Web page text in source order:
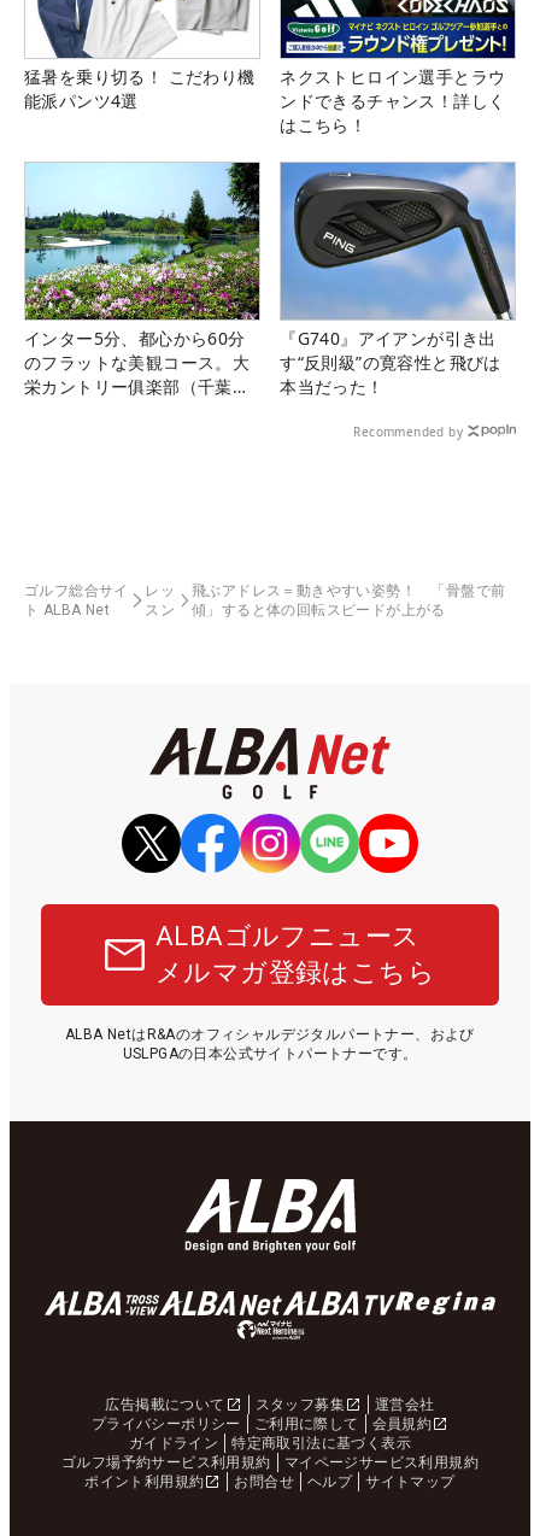
猛暑を乗り切る！ こだわり機
能派パンツ4選
ネクストヒロイン選手とラウ
ンドできるチャンス！詳しく
はこちら！
インター5分、都心から60分
のフラットな美観コース。大
栄カントリー俱楽部（千葉
『G740』アイアンが引き出
す“反則級”の寛容性と飛びは
本当だった！
Recommended by
ゴルフ総合サイ
ト ALBA Net
レッ
スン
飛ぶアドレス＝動きやすい姿勢！ 「骨盤で前
傾」すると体の回転スピードが上がる
ALBAゴルフニュース
メルマガ登録はこちら
ALBA NetはR&Aのオフィシャルデジタルパートナー、および
USLPGAの日本公式サイトパートナーです。
広告掲載について スタッフ募集
運営会社
プライバシーポリシー
ご利用に際して
会員規約
ガイドライン
特定商取引法に基づく表示
ゴルフ場予約サービス利用規約
マイページサービス利用規約
ポイント利用規約
お問合せ ヘルプ サイトマップ